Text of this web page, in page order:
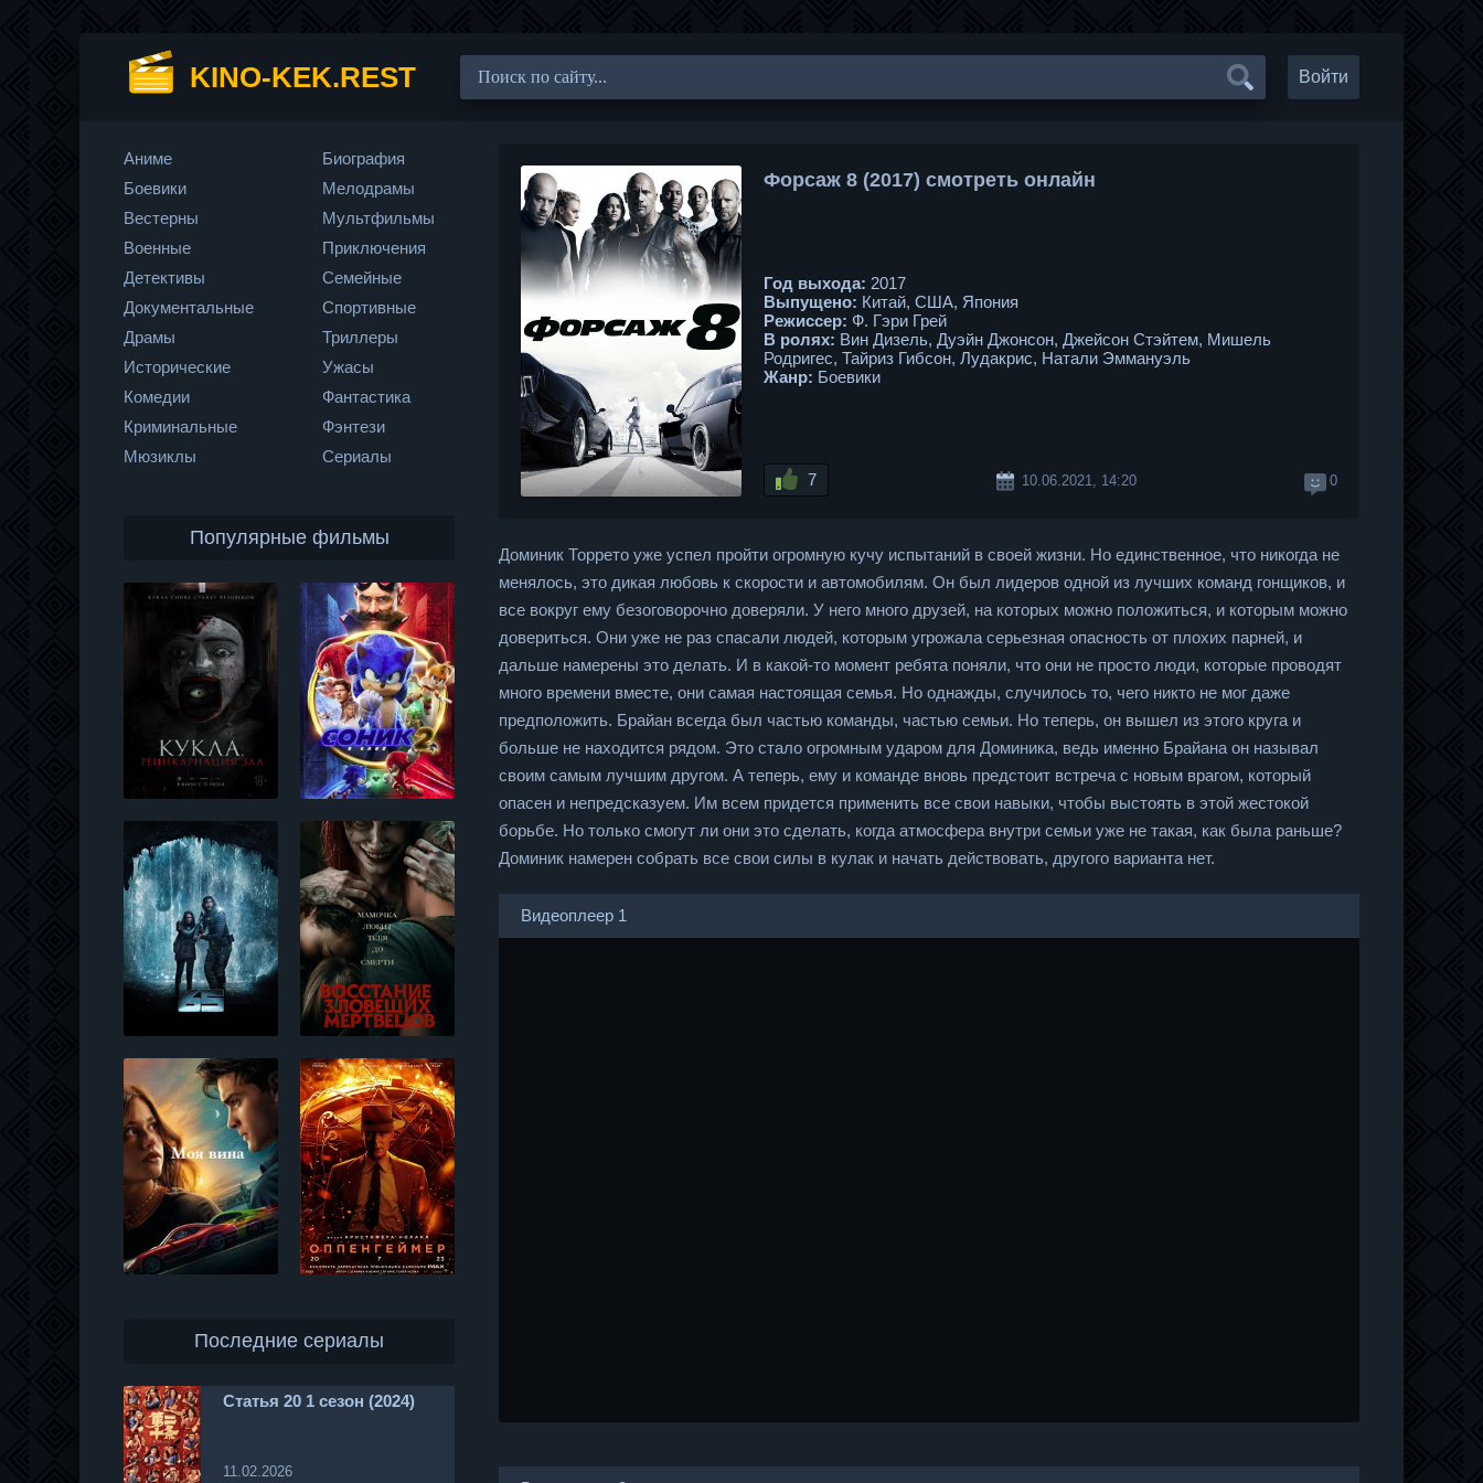
KINO-KEK.REST Войти
Форсаж 8 (2017) смотреть онлайн
Год выхода: 2017
Выпущено: Китай, США, Япония
Режиссер: Ф. Гэри Грей
В ролях: Вин Дизель, Дуэйн Джонсон, Джейсон Стэйтем, Мишель
Родригес, Тайриз Гибсон, Лудакрис, Натали Эммануэль
Жанр: Боевики
7 10.06.2021, 14:20 0
Доминик Торрето уже успел пройти огромную кучу испытаний в своей жизни. Но единственное, что никогда не
менялось, это дикая любовь к скорости и автомобилям. Он был лидеров одной из лучших команд гонщиков, и
все вокруг ему безоговорочно доверяли. У него много друзей, на которых можно положиться, и которым можно
довериться. Они уже не раз спасали людей, которым угрожала серьезная опасность от плохих парней, и
дальше намерены это делать. И в какой-то момент ребята поняли, что они не просто люди, которые проводят
много времени вместе, они самая настоящая семья. Но однажды, случилось то, чего никто не мог даже
предположить. Брайан всегда был частью команды, частью семьи. Но теперь, он вышел из этого круга и
больше не находится рядом. Это стало огромным ударом для Доминика, ведь именно Брайана он называл
своим самым лучшим другом. А теперь, ему и команде вновь предстоит встреча с новым врагом, который
опасен и непредсказуем. Им всем придется применить все свои навыки, чтобы выстоять в этой жестокой
борьбе. Но только смогут ли они это сделать, когда атмосфера внутри семьи уже не такая, как была раньше?
Доминик намерен собрать все свои силы в кулак и начать действовать, другого варианта нет.
Видеоплеер 1
Аниме
Боевики
Вестерны
Военные
Детективы
Документальные
Драмы
Исторические
Комедии
Криминальные
Мюзиклы
Биография
Мелодрамы
Мультфильмы
Приключения
Семейные
Спортивные
Триллеры
Ужасы
Фантастика
Фэнтези
Сериалы
Популярные фильмы
Последние сериалы
Статья 20 1 сезон (2024)
11.02.2026